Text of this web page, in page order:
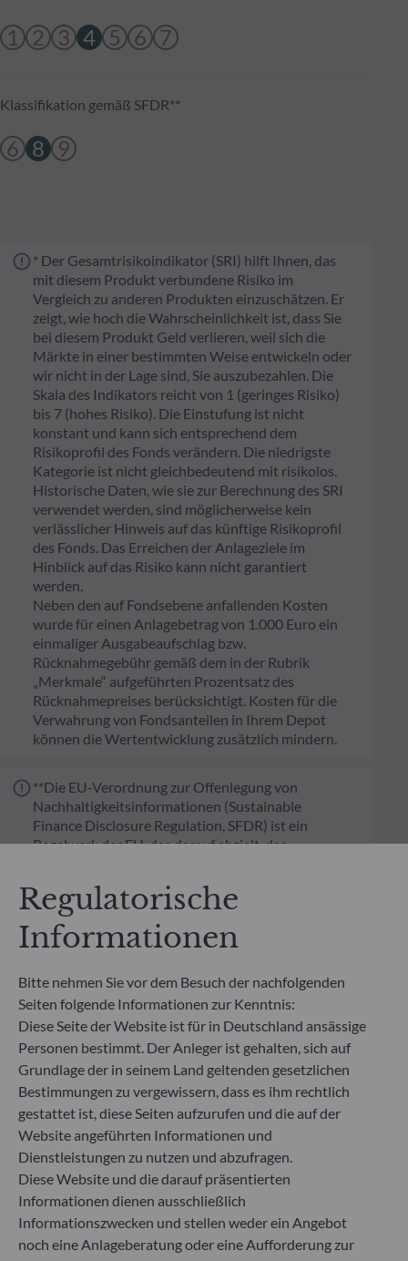
1 2 3 4 5 6 7
Klassifikation gemäß SFDR**
6 8 9
* Der Gesamtrisikoindikator (SRI) hilft Ihnen, das
mit diesem Produkt verbundene Risiko im
Vergleich zu anderen Produkten einzuschätzen. Er
zeigt, wie hoch die Wahrscheinlichkeit ist, dass Sie
bei diesem Produkt Geld verlieren, weil sich die
Märkte in einer bestimmten Weise entwickeln oder
wir nicht in der Lage sind, Sie auszubezahlen. Die
Skala des Indikators reicht von 1 (geringes Risiko)
bis 7 (hohes Risiko). Die Einstufung ist nicht
konstant und kann sich entsprechend dem
Risikoprofil des Fonds verändern. Die niedrigste
Kategorie ist nicht gleichbedeutend mit risikolos.
Historische Daten, wie sie zur Berechnung des SRI
verwendet werden, sind möglicherweise kein
verlässlicher Hinweis auf das künftige Risikoprofil
des Fonds. Das Erreichen der Anlageziele im
Hinblick auf das Risiko kann nicht garantiert
werden.
Neben den auf Fondsebene anfallenden Kosten
wurde für einen Anlagebetrag von 1.000 Euro ein
einmaliger Ausgabeaufschlag bzw.
Rücknahmegebühr gemäß dem in der Rubrik
„Merkmale“ aufgeführten Prozentsatz des
Rücknahmepreises berücksichtigt. Kosten für die
Verwahrung von Fondsanteilen in Ihrem Depot
können die Wertentwicklung zusätzlich mindern.
**Die EU-Verordnung zur Offenlegung von
Nachhaltigkeitsinformationen (Sustainable
Finance Disclosure Regulation, SFDR) ist ein
Regelwerk der EU, das darauf abzielt, das
besser vergleichbar und für Endinvestoren besser
verständlich zu machen.
Artikel 6: Das Fondsmanagementteam
berücksichtigt bei der Anlageentscheidung keine
Auswirkungen von Anlageentscheidungen auf
Nachhaltigkeitsfaktoren.
Artikel 8: Das Fondsmanagementteam adressiert
Nachhaltigkeitsrisiken, indem es ESG-Kriterien
(Umwelt und/oder Soziales und/oder Governance)
in den Anlageentscheidungsprozess einbezieht.
Artikel 9: Das Fondsmanagementteam verfolgt ein
striktes nachhaltiges Anlageziel, das wesentlich zu
den Herausforderungen des ökologischen
Übergangs beiträgt, und adressiert
Nachhaltigkeitsrisiken durch Ratings, die vom
externen ESG-Datenanbieter der
Verwaltungsgesellschaft bereitgestellt werden.
Regulatorische
Informationen
Bitte nehmen Sie vor dem Besuch der nachfolgenden
Seiten folgende Informationen zur Kenntnis:
Diese Seite der Website ist für in Deutschland ansässige
Personen bestimmt. Der Anleger ist gehalten, sich auf
Grundlage der in seinem Land geltenden gesetzlichen
Bestimmungen zu vergewissern, dass es ihm rechtlich
gestattet ist, diese Seiten aufzurufen und die auf der
Website angeführten Informationen und
Dienstleistungen zu nutzen und abzufragen.
Diese Website und die darauf präsentierten
Informationen dienen ausschließlich
Informationszwecken und stellen weder ein Angebot
noch eine Anlageberatung oder eine Aufforderung zur